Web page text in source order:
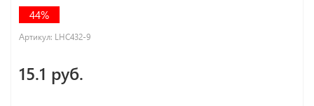
44%
Артикул: LHC432-9
15.1 руб.